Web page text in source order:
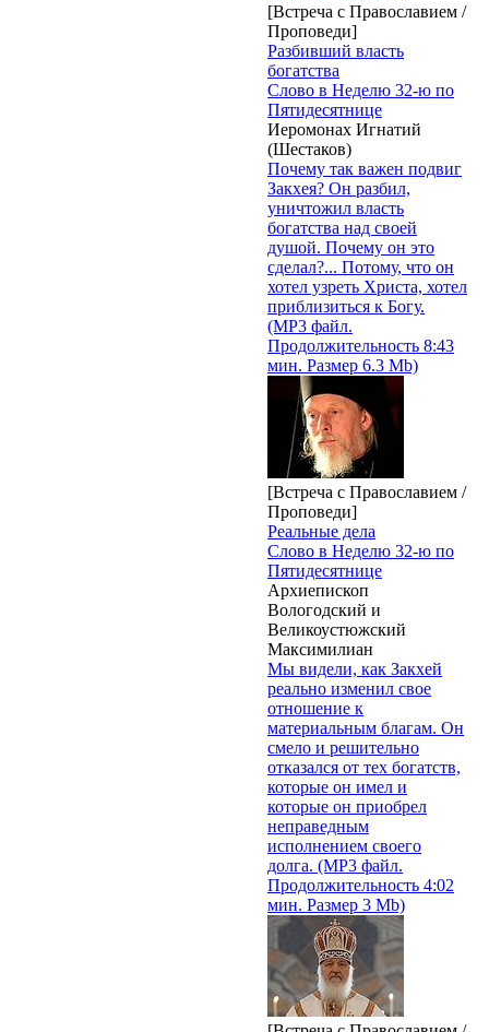
[Встреча с Православием /
Проповеди]
Разбивший власть
богатства
Слово в Неделю 32-ю по
Пятидесятнице
Иеромонах Игнатий
(Шестаков)
Почему так важен подвиг
Закхея? Он разбил,
уничтожил власть
богатства над своей
душой. Почему он это
сделал?... Потому, что он
хотел узреть Христа, хотел
приблизиться к Богу.
(MP3 файл.
Продолжительность 8:43
мин. Размер 6.3 Mb)
[Встреча с Православием /
Проповеди]
Реальные дела
Слово в Неделю 32-ю по
Пятидесятнице
Архиепископ
Вологодский и
Великоустюжский
Максимилиан
Мы видели, как Закхей
реально изменил свое
отношение к
материальным благам. Он
смело и решительно
отказался от тех богатств,
которые он имел и
которые он приобрел
неправедным
исполнением своего
долга. (MP3 файл.
Продолжительность 4:02
мин. Размер 3 Mb)